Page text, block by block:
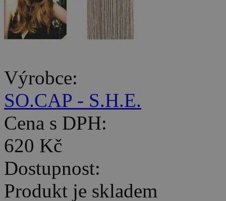
Výrobce:
SO.CAP - S.H.E.
Cena s DPH:
620 Kč
Dostupnost:
Produkt je skladem